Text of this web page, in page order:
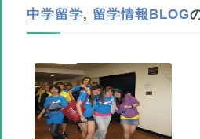
中学留学, 留学情報BLOG